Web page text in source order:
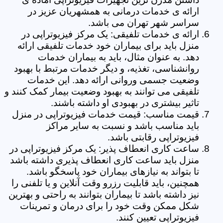
ارائه ی خدمات درمانی به همشهریان عزیز در
سراسر شهر تهران می باشد.
ارائه ی خدمات تلفیقی: یک مرکز فیزیوتراپی در
منزل باید برای بیماران خود خدمات تلفیقی ارائه
دهد. به عنوان مثال، باید به بیماران خدمات
روانشناسی، تغذیه، و دیگر خدمات مرتبط با بهبود
وضعیت جسمی وروانی ارائه دهد. این خدمات
تلفیقی می توانند به بهبود وضعیت بیمار کمک کنند و
تاثیر بیشتری در بهبودی او داشته باشند.
قیمت مناسب: قیمت خدمات فیزیوتراپی در منزل
باید مناسب باشد و نسبت به سایر مراکز
فیزیوتراپی رقابتی باشد.
ساعت کاری انعطاف پذیر: یک مرکز فیزیوتراپی در
منزل باید ساعت کاری انعطاف پذیری داشته باشد
تا بتواند به نیازهای بیماران خود پاسخگو باشد.
همچنین، باید قابلیت رزرو وقت آنلاین و یا تلفنی را
نیز داشته باشد تا بیماران بتوانند به راحتی و بهترین
شکل ممکن وقت خود را برای درمان و تمرینات
فیزیوتراپی تعیین کنند.